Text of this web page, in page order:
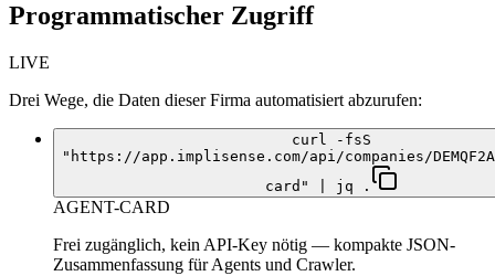
Programmatischer Zugriff
LIVE
Drei Wege, die Daten dieser Firma automatisiert abzurufen:
curl -fsS
"https://app.implisense.com/api/companies/
card" | jq .
AGENT-CARD
Frei zugänglich, kein API-Key nötig — kompakte JSON-
Zusammenfassung für Agents und Crawler.